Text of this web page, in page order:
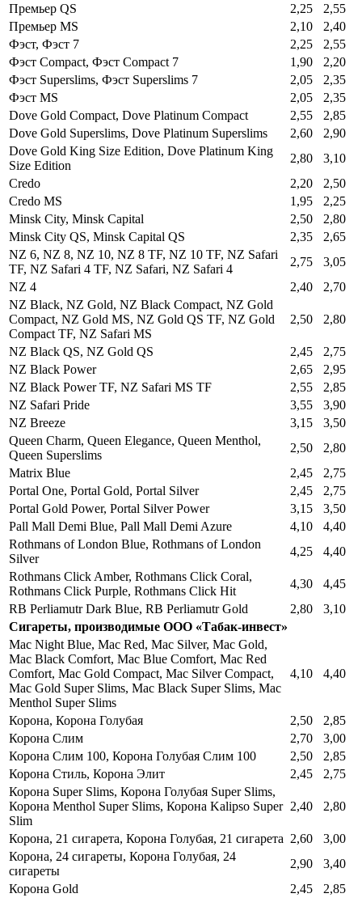
Премьер QS
2,25
2,55
Премьер MS
2,10
2,40
Фэст, Фэст 7
2,25
2,55
Фэст Compact, Фэст Compact 7
1,90
2,20
Фэст Superslims, Фэст Superslims 7
2,05
2,35
Фэст MS
2,05
2,35
Dove Gold Compact, Dove Platinum Compact
2,55
2,85
Dove Gold Superslims, Dove Platinum Superslims
2,60
2,90
Dove Gold King Size Edition, Dove Platinum King
Size Edition
2,80
3,10
Credo
2,20
2,50
Credo MS
1,95
2,25
Minsk City, Minsk Capital
2,50
2,80
Minsk City QS, Minsk Capital QS
2,35
2,65
NZ 6, NZ 8, NZ 10, NZ 8 TF, NZ 10 TF, NZ Safari
TF, NZ Safari 4 TF, NZ Safari, NZ Safari 4
2,75
3,05
NZ 4
2,40
2,70
NZ Black, NZ Gold, NZ Black Compact, NZ Gold
Compact, NZ Gold MS, NZ Gold QS TF, NZ Gold
Compact TF, NZ Safari MS
2,50 2,80
NZ Black QS, NZ Gold QS 2,45
2,75
NZ Black Power
2,65
2,95
NZ Black Power TF, NZ Safari MS TF
2,55
2,85
NZ Safari Pride
3,55
3,90
NZ Breeze
3,15
3,50
Queen Charm, Queen Elegance, Queen Menthol,
Queen Superslims
2,50
2,80
Matrix Blue
2,45
2,75
Portal One, Portal Gold, Portal Silver
2,45
2,75
Portal Gold Power, Portal Silver Power
3,15
3,50
Pall Mall Demi Blue, Pall Mall Demi Azure
4,10
4,40
Rothmans of London Blue, Rothmans of London
Silver
4,25
4,40
Rothmans Click Amber, Rothmans Click Coral,
Rothmans Click Purple, Rothmans Click Hit
4,30
4,45
RB Perliamutr Dark Blue, RB Perliamutr Gold
2,80
3,10
Сигареты, производимые ООО «Табак-инвест»
Mac Night Blue, Mac Red, Mac Silver, Mac Gold,
Mac Black Comfort, Mac Blue Comfort, Mac Red
Comfort, Mac Gold Compact, Mac Silver Compact,
Mac Gold Super Slims, Mac Black Super Slims, Mac
Menthol Super Slims
4,10 4,40
Корона, Корона Голубая 2,50
2,85
Корона Слим
2,70
3,00
Корона Слим 100, Корона Голубая Слим 100
2,50
2,85
Корона Стиль, Корона Элит
2,45
2,75
Корона Super Slims, Корона Голубая Super Slims,
Корона Menthol Super Slims, Корона Kalipso Super
Slim
2,40 2,80
Корона, 21 сигарета, Корона Голубая, 21 сигарета 2,60
3,00
Корона, 24 сигареты, Корона Голубая, 24
сигареты
2,90
3,40
Корона Gold
2,45
2,85